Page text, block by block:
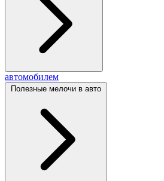
автомобилем
Полезные мелочи в авто